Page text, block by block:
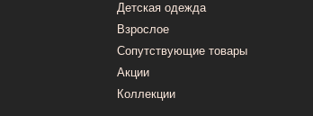
Детская одежда
Взрослое
Сопутствующие товары
Акции
Коллекции